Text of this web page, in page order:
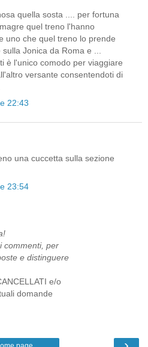
quella sosta .... per fortuna
quel treno l'hanno
uno che quel treno lo prende
Jonica da Roma e ...
è l'unico comodo per viaggiare
versante consentendoti di
22:43
una cuccetta sulla sezione
23:54
commenti, per
e distinguere
e/o
domande